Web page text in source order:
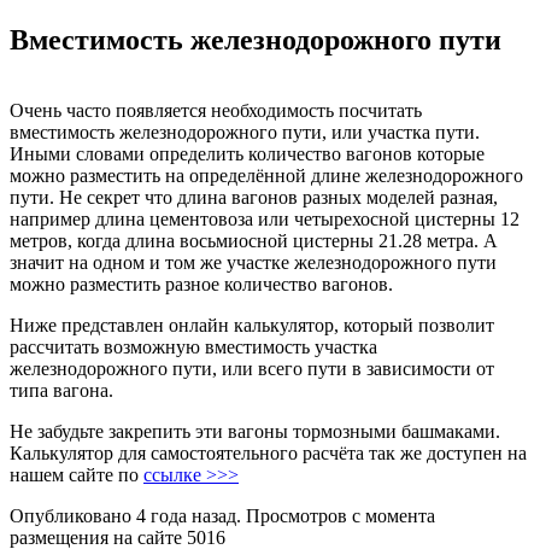
Вместимость железнодорожного пути
Очень часто появляется необходимость посчитать
вместимость железнодорожного пути, или участка пути.
Иными словами определить количество вагонов которые
можно разместить на определённой длине железнодорожного
пути. Не секрет что длина вагонов разных моделей разная,
например длина цементовоза или четырехосной цистерны 12
метров, когда длина восьмиосной цистерны 21.28 метра. А
значит на одном и том же участке железнодорожного пути
можно разместить разное количество вагонов.
Ниже представлен онлайн калькулятор, который позволит
рассчитать возможную вместимость участка
железнодорожного пути, или всего пути в зависимости от
типа вагона.
Не забудьте закрепить эти вагоны тормозными башмаками.
Калькулятор для самостоятельного расчёта так же доступен на
нашем сайте по ссылке >>>
Опубликовано 4 года назад. Просмотров с момента
размещения на сайте 5016